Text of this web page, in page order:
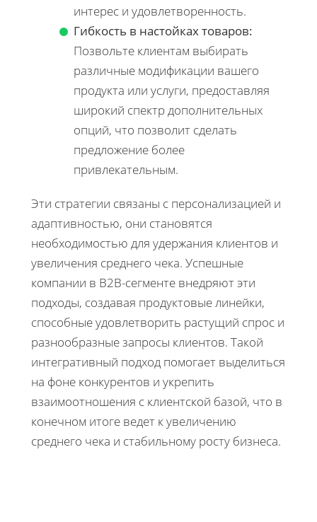
интерес и удовлетворенность.
Гибкость в настойках товаров:
Позвольте клиентам выбирать
различные модификации вашего
продукта или услуги, предоставляя
широкий спектр дополнительных
опций, что позволит сделать
предложение более
привлекательным.
Эти стратегии связаны с персонализацией и
адаптивностью, они становятся
необходимостью для удержания клиентов и
увеличения среднего чека. Успешные
компании в B2B-сегменте внедряют эти
подходы, создавая продуктовые линейки,
способные удовлетворить растущий спрос и
разнообразные запросы клиентов. Такой
интегративный подход помогает выделиться
на фоне конкурентов и укрепить
взаимоотношения с клиентской базой, что в
конечном итоге ведет к увеличению
среднего чека и стабильному росту бизнеса.